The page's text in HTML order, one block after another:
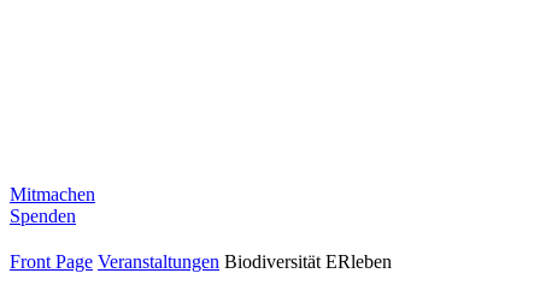
Mitmachen
Spenden
Front Page Veranstaltungen Biodiversität ERleben